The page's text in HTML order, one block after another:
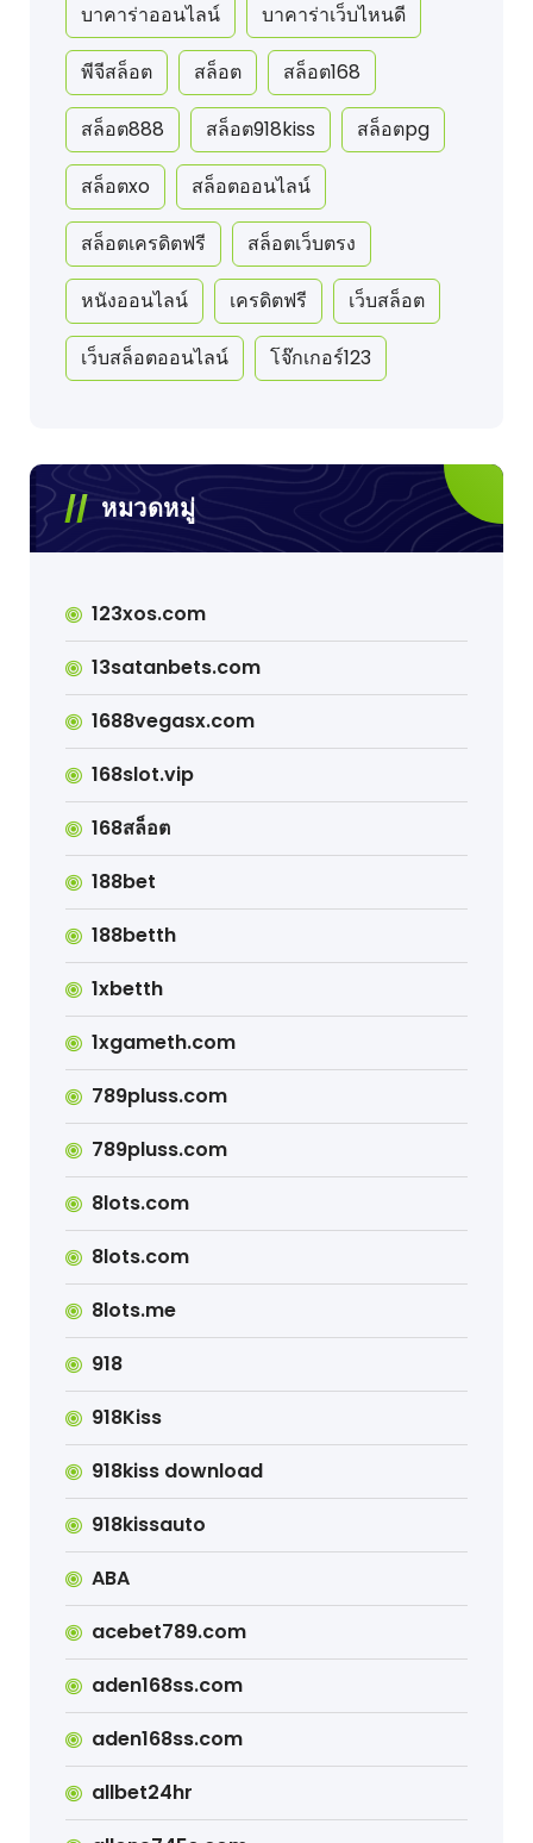
บาคาร่าออนไลน์ บาคาร่าเว็บไหนดี
พีจีสล็อต สล็อต สล็อต168
สล็อต888 สล็อต918kiss สล็อตpg
สล็อตxo สล็อตออนไลน์
สล็อตเครดิตฟรี สล็อตเว็บตรง
หนังออนไลน์ เครดิตฟรี เว็บสล็อต
เว็บสล็อตออนไลน์ โจ๊กเกอร์123
หมวดหมู่
123xos.com
13satanbets.com
1688vegasx.com
168slot.vip
168สล็อต
188bet
188betth
1xbetth
1xgameth.com
789pluss.com
789pluss.com
8lots.com
8lots.com
8lots.me
918
918Kiss
918kiss download
918kissauto
ABA
acebet789.com
aden168ss.com
aden168ss.com
allbet24hr